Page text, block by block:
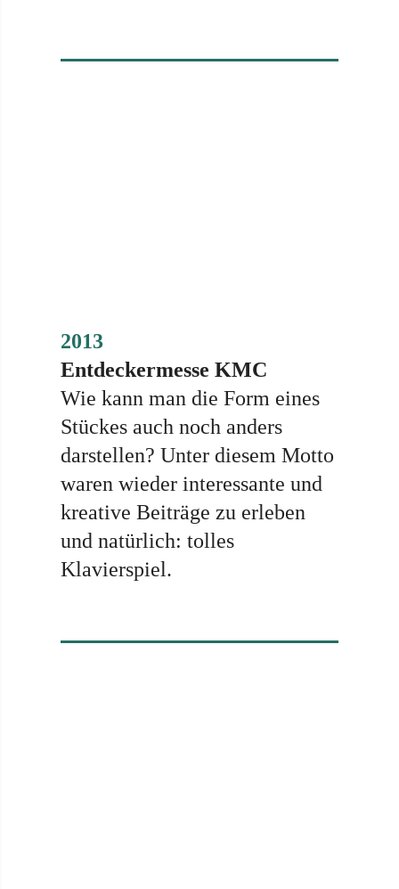
2013
Entdeckermesse KMC
Wie kann man die Form eines
Stückes auch noch anders
darstellen? Unter diesem Motto
waren wieder interessante und
kreative Beiträge zu erleben
und natürlich: tolles
Klavierspiel.